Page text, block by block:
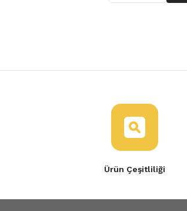
Ürün Çeşitliliği